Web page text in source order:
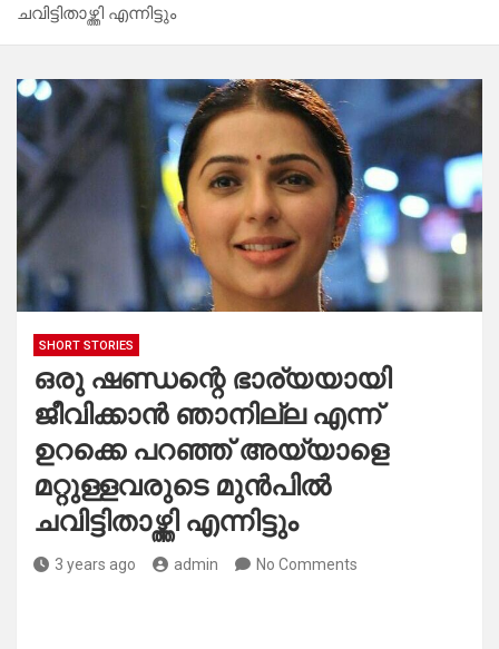
ചവിട്ടിതാഴ്ത്തി എന്നിട്ടും
SHORT STORIES
ഒരു ഷണ്ഡന്റെ ഭാര്യയായി
ജീവിക്കാൻ ഞാനില്ല എന്ന്
ഉറക്കെ പറഞ്ഞ് അയ്യാളെ
മറ്റുള്ളവരുടെ മുൻപിൽ
ചവിട്ടിതാഴ്ത്തി എന്നിട്ടും
3 years ago admin No Comments